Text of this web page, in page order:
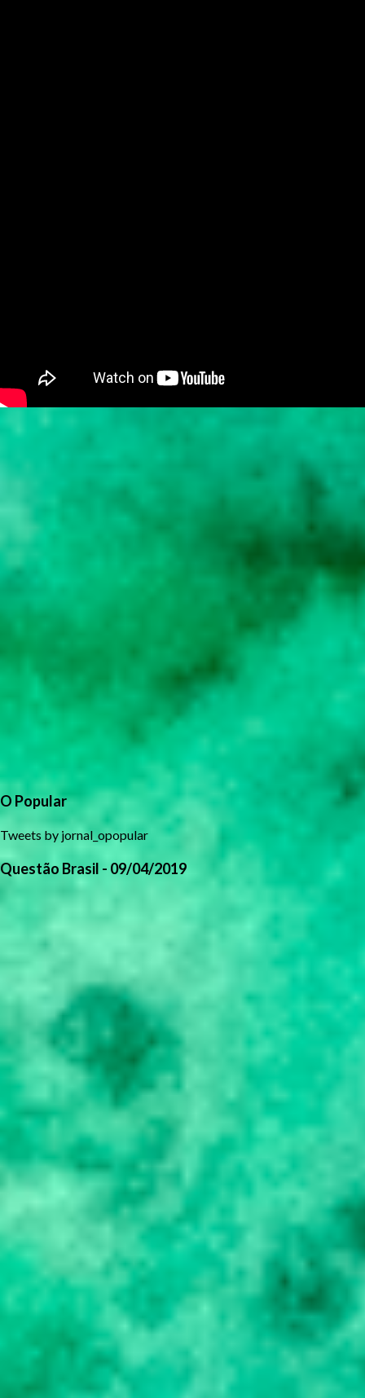
O Popular
Tweets by jornal_opopular
Questão Brasil - 09/04/2019